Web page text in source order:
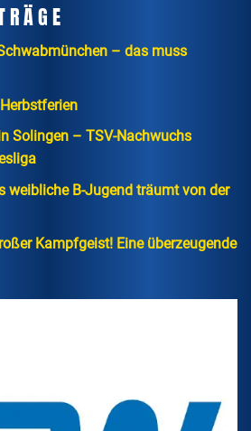
– das muss
Solingen – TSV-Nachwuchs
weibliche B-Jugend träumt von der
Kampfgeist! Eine überzeugende